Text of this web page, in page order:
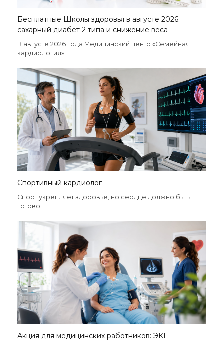
Бесплатные Школы здоровья в августе 2026:
сахарный диабет 2 типа и снижение веса
В августе 2026 года Медицинский центр «Семейная
кардиология»
Спортивный кардиолог
Спорт укрепляет здоровье, но сердце должно быть
готово
Акция для медицинских работников: ЭКГ